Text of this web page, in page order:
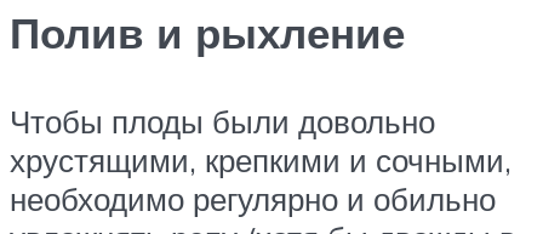
Полив и рыхление
Чтобы плоды были довольно
хрустящими, крепкими и сочными,
необходимо регулярно и обильно